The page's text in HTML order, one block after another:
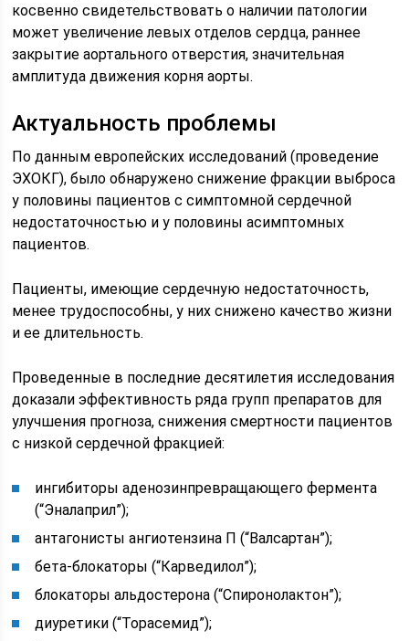
косвенно свидетельствовать о наличии патологии
может увеличение левых отделов сердца, раннее
закрытие аортального отверстия, значительная
амплитуда движения корня аорты.
Актуальность проблемы
По данным европейских исследований (проведение
ЭХОКГ), было обнаружено снижение фракции выброса
у половины пациентов с симптомной сердечной
недостаточностью и у половины асимптомных
пациентов.
Пациенты, имеющие сердечную недостаточность,
менее трудоспособны, у них снижено качество жизни
и ее длительность.
Проведенные в последние десятилетия исследования
доказали эффективность ряда групп препаратов для
улучшения прогноза, снижения смертности пациентов
с низкой сердечной фракцией:
ингибиторы аденозинпревращающего фермента
(“Эналаприл”);
антагонисты ангиотензина П (“Валсартан”);
бета-блокаторы (“Карведилол”);
блокаторы альдостерона (“Спиронолактон”);
диуретики (“Торасемид”);